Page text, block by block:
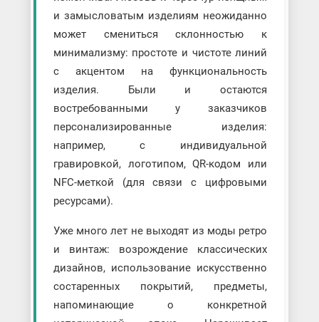
и замысловатым изделиям неожиданно
может смениться склонностью к
минимализму: простоте и чистоте линий
с акцентом на функциональность
изделия. Были и остаются
востребованными у заказчиков
персонализированные изделия:
например, с индивидуальной
гравировкой, логотипом, QR-кодом или
NFC-меткой (для связи с цифровыми
ресурсами).
Уже много лет не выходят из моды ретро
и винтаж: возрождение классических
дизайнов, использование искусственно
состаренных покрытий, предметы,
напоминающие о конкретной